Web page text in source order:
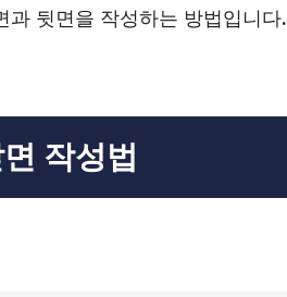
과 뒷면을 작성하는 방법입니다.
작성법